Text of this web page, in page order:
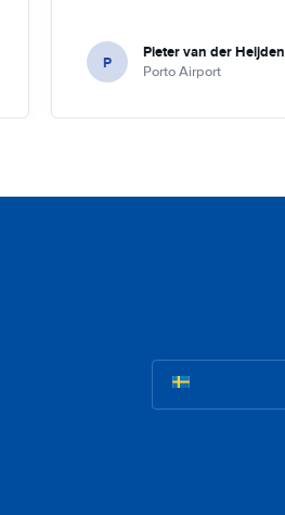
P Pieter van der Heijden
Porto Airport